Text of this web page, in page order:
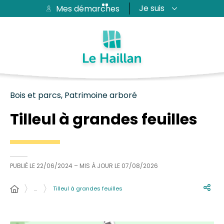
Aide et accessibilité
Passer au menu
Passer au contenuMes démarches Je suis
Bois et parcs, Patrimoine arboré
Tilleul à grandes feuilles
PUBLIÉ LE 22/06/2024 – MIS À JOUR LE 07/08/2026
… Tilleul à grandes feuilles